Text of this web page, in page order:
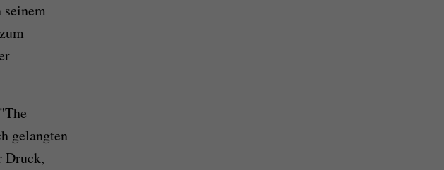
gelangten
Druck,